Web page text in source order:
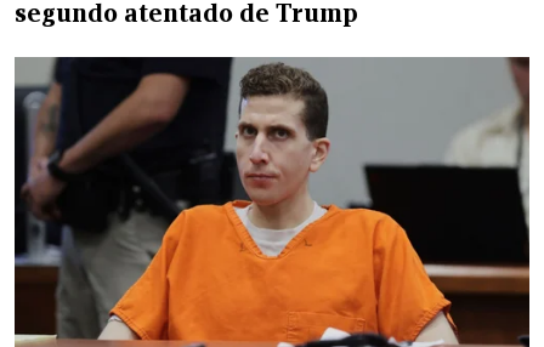
segundo atentado de Trump